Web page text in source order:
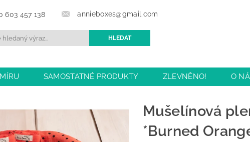
603 457 138 annieboxes@gmail.com
SAMOSTATNÉ PRODUKTY ZLEVNĚNO!
O
Mušelínová
*Burned